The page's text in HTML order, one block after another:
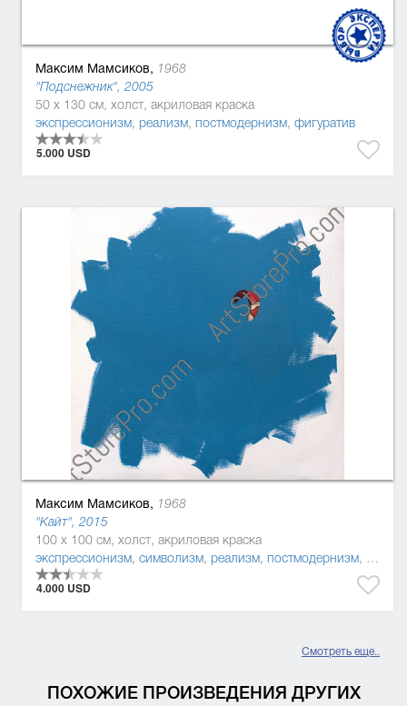
Максим Мамсиков, 1968
"Подснежник", 2005
50 x 130 см, холст, акриловая краска
экспрессионизм, реализм, постмодернизм, фигуратив
5.000 USD
Максим Мамсиков, 1968
"Кайт", 2015
100 x 100 см, холст, акриловая краска
экспрессионизм, символизм, реализм, постмодернизм,
4.000 USD
Смотреть еще..
ПОХОЖИЕ ПРОИЗВЕДЕНИЯ ДРУГИХ